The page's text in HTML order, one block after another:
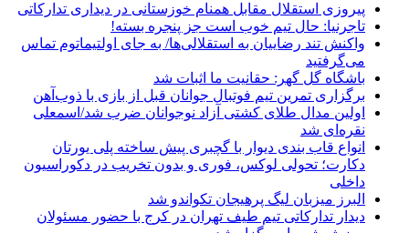
پیروزی استقلال مقابل همنام خوزستانی در دیداری تدارکاتی
تاجرنیا: حال تیم خوب است جز پنجره بسته!
واکنش تند رضاییان به استقلالی‌ها/ به جای اولتیماتوم تماس
می‌گرفتید
باشگاه گل گهر: حقانیت ما اثبات شد
برگزاری تمرین تیم فوتبال جوانان قبل از بازی با ذوب‌آهن
اولین مدال طلای کشتی آزاد نوجوانان ضرب شد/اسمعلی
نقره‌ای شد
انواع قاب بندی دیوار با گچبری پیش ساخته پلی یورتان
دکارت؛ تحولی لوکس، فوری و بدون تخریب در دکوراسیون
داخلی
البرز میزبان لیگ پرهیجان تکواندو شد
دیدار تدارکاتی تیم طیف تهران در کرج با حضور مسئولان